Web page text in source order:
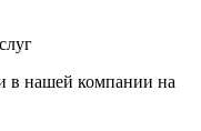
в нашей компании на